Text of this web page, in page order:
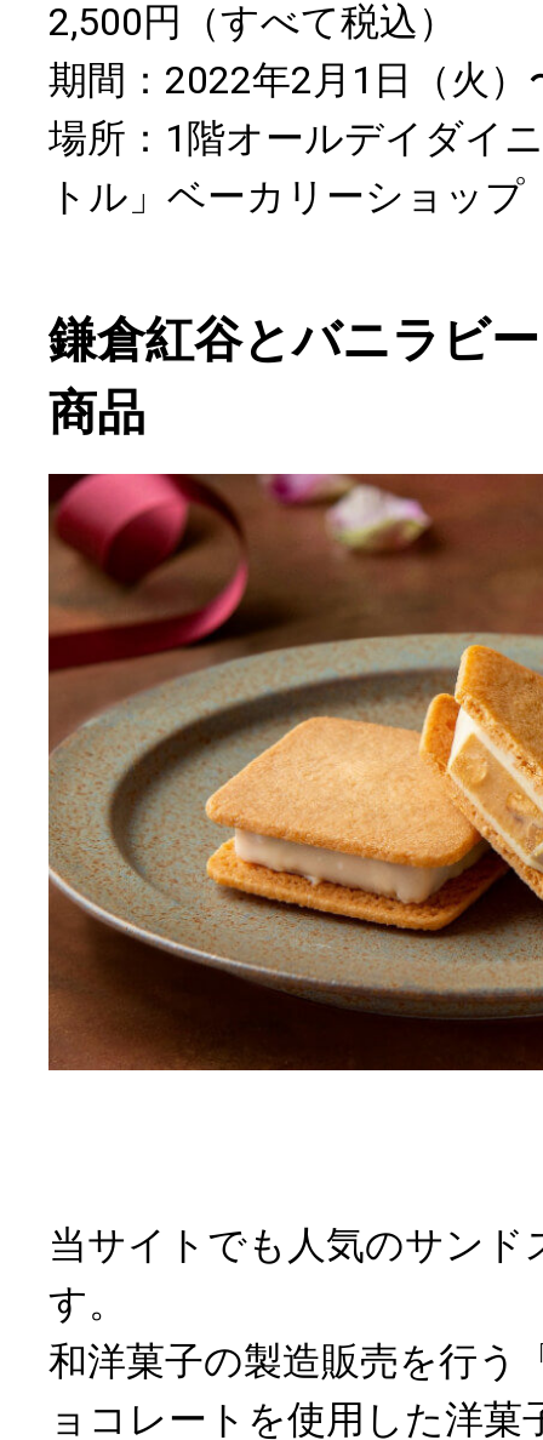
2,500円（すべて税込）
期間：2022年2月1日（火
場所：1階オールデイダイ
トル」ベーカリーショップ
鎌倉紅谷とバニラビ
商品
当サイトでも人気のサンド
す。
和洋菓子の製造販売を行う
ョコレートを使用した洋菓